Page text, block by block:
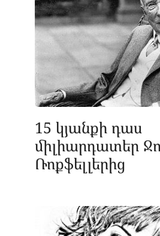
15 կյանքի դաս
միլիարդատեր
Ռոքֆելլերից